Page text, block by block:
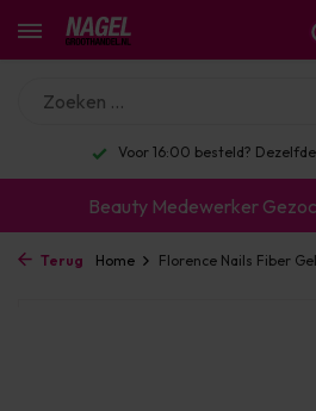
Voor 16:00 besteld?
Beauty Medewerker
Terug Home Florence Nails Fiber